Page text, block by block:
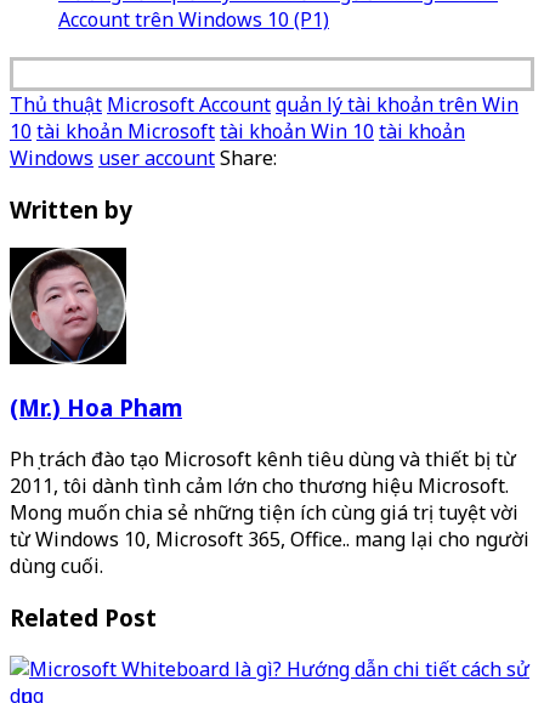
Account trên Windows 10 (P1)
Thủ thuật Microsoft Accountquản lý tài khoản trên Win
10tài khoản Microsofttài khoản Win 10tài khoản
Windows user accountShare:
Written by
(Mr.) Hoa Pham
Phụ trách đào tạo Microsoft kênh tiêu dùng và thiết bị từ
2011, tôi dành tình cảm lớn cho thương hiệu Microsoft.
Mong muốn chia sẻ những tiện ích cùng giá trị tuyệt vời
từ Windows 10, Microsoft 365, Office.. mang lại cho người
dùng cuối.
Related Post